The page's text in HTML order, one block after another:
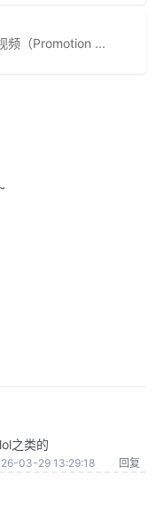
频（Promotion ...
之类的
03-29 13:29:18 回复